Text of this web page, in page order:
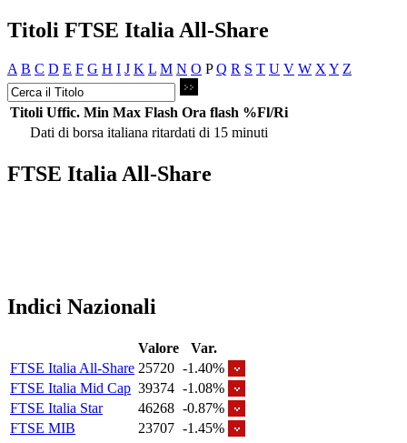
Titoli FTSE Italia All-Share
A B C D E F G H I J K L M N O PQ R S T U V W X Y Z
Titoli Uffic. Min Max Flash Ora flash %Fl/Ri
Dati di borsa italiana ritardati di 15 minuti
FTSE Italia All-Share
Indici Nazionali
Valore
Var.
FTSE Italia All-Share 25720 -1.40%
FTSE Italia Mid Cap 39374 -1.08%
FTSE Italia Star
46268 -0.87%
FTSE MIB
23707 -1.45%